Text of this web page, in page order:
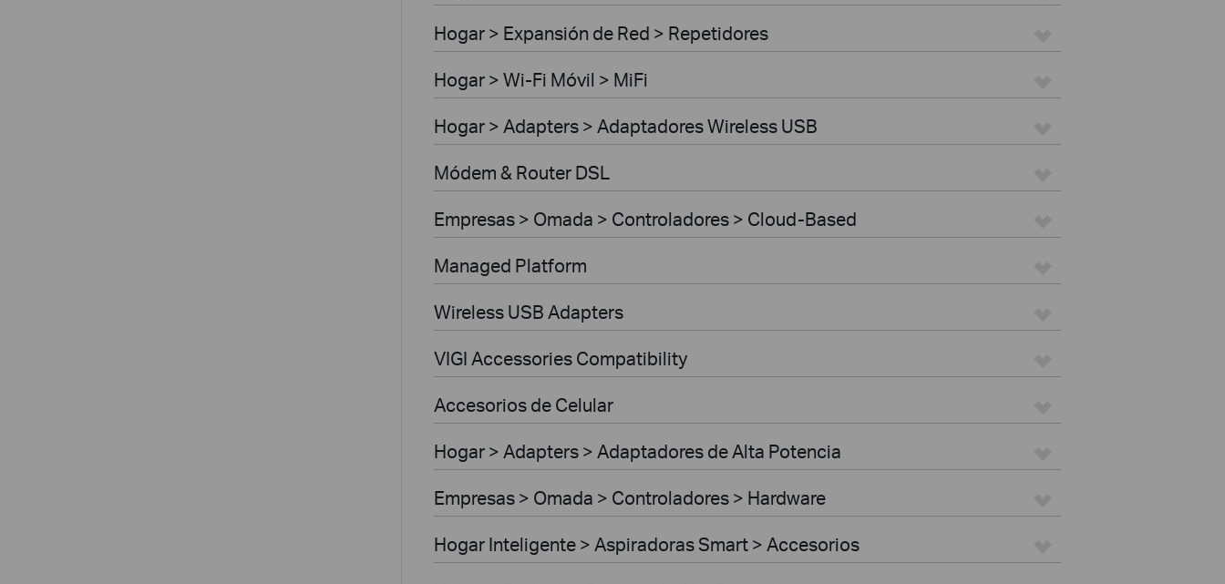
Hogar > Expansión de Red > Repetidores
Hogar > Wi-Fi Móvil > MiFi
Hogar > Adapters > Adaptadores Wireless USB
Módem & Router DSL
Empresas > Omada > Controladores > Cloud-Based
Managed Platform
Wireless USB Adapters
VIGI Accessories Compatibility
Accesorios de Celular
Hogar > Adapters > Adaptadores de Alta Potencia
Empresas > Omada > Controladores > Hardware
Hogar Inteligente > Aspiradoras Smart > Accesorios